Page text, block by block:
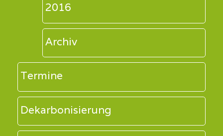
2016
Archiv
Termine
Dekarbonisierung